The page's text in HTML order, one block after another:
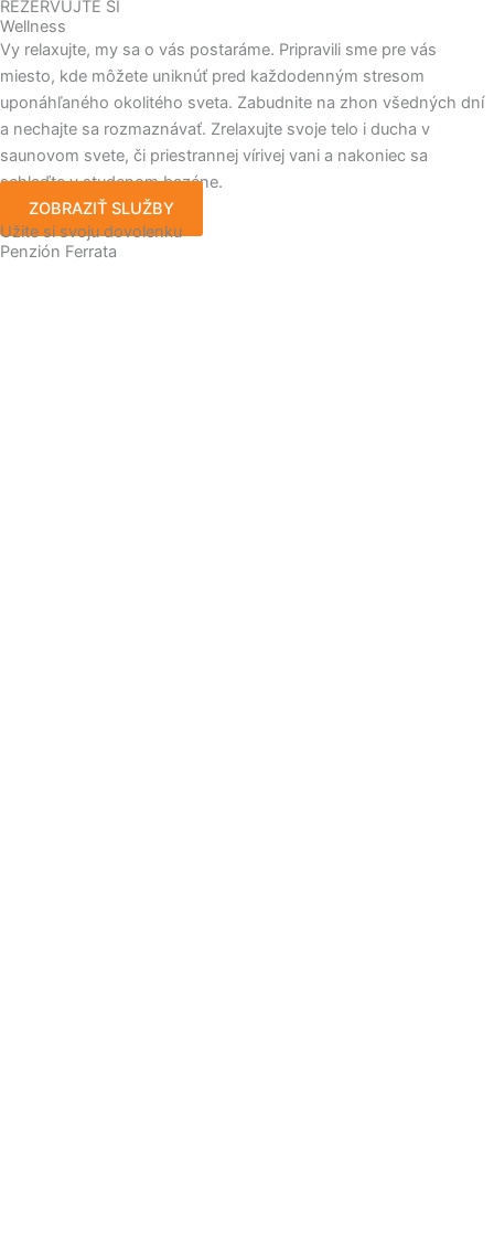
REZERVUJTE SI
Wellness
Vy relaxujte, my sa o vás postaráme. Pripravili sme pre vás
miesto, kde môžete uniknúť pred každodenným stresom
uponáhľaného okolitého sveta. Zabudnite na zhon všedných dní
a nechajte sa rozmaznávať. Zrelaxujte svoje telo i ducha v
saunovom svete, či priestrannej vírivej vani a nakoniec sa
schlaďte v studenom bazéne.
ZOBRAZIŤ SLUŽBY
Užite si svoju dovolenku
Penzión Ferrata